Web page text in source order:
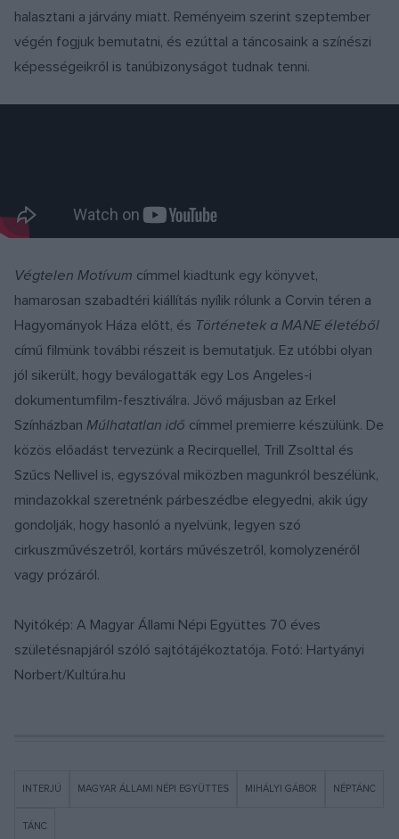
halasztani a járvány miatt. Reményeim szerint szeptember
végén fogjuk bemutatni, és ezúttal a táncosaink a színészi
képességeikről is tanúbizonyságot tudnak tenni.
Végtelen Motívum címmel kiadtunk egy könyvet,
hamarosan szabadtéri kiállítás nyílik rólunk a Corvin téren a
Hagyományok Háza előtt, és Történetek a MANE életéből
című filmünk további részeit is bemutatjuk. Ez utóbbi olyan
jól sikerült, hogy beválogatták egy Los Angeles-i
dokumentumfilm-fesztiválra. Jövő májusban az Erkel
Színházban Múlhatatlan idő címmel premierre készülünk. De
közös előadást tervezünk a Recirquellel, Trill Zsolttal és
Szűcs Nellivel is, egyszóval miközben magunkról beszélünk,
mindazokkal szeretnénk párbeszédbe elegyedni, akik úgy
gondolják, hogy hasonló a nyelvünk, legyen szó
cirkuszművészetről, kortárs művészetről, komolyzenéről
vagy prózáról.
Nyitókép: A Magyar Állami Népi Együttes 70 éves
születésnapjáról szóló sajtótájékoztatója. Fotó: Hartyányi
Norbert/Kultúra.hu
INTERJÚ MAGYAR ÁLLAMI NÉPI EGYÜTTES MIHÁLYI GÁBOR NÉPTÁNC
TÁNC